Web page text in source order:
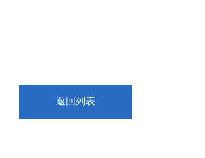
返回列表